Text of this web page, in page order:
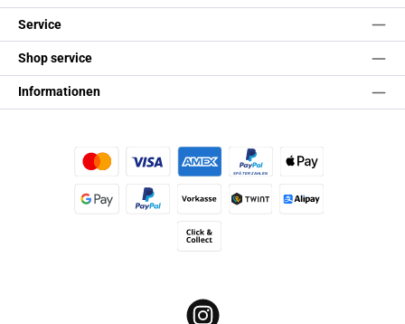
Service
Shop service
Informationen
Kredit- oder Debitkarte Später BezahlenApple Pay
Vorkasse
Instagram